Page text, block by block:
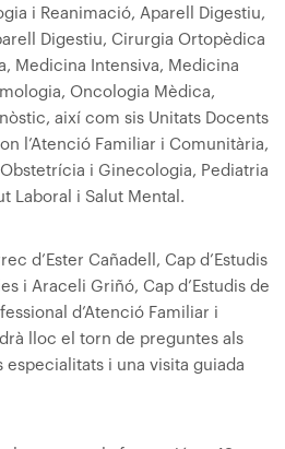
i Reanimació, Aparell Digestiu,
Digestiu, Cirurgia Ortopèdica
Medicina Intensiva, Medicina
Oncologia Mèdica,
així com sis Unitats Docents
l’Atenció Familiar i Comunitària,
i Ginecologia, Pediatria
Laboral i Salut Mental.
d’Ester Cañadell, Cap d’Estudis
i Araceli Griñó, Cap d’Estudis de
d’Atenció Familiar i
lloc el torn de preguntes als
i una visita guiada